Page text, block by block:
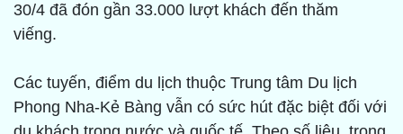
30/4 đã đón gần 33.000 lượt khách đến thăm
viếng.
Các tuyến, điểm du lịch thuộc Trung tâm Du lịch
Phong Nha-Kẻ Bàng vẫn có sức hút đặc biệt đối với